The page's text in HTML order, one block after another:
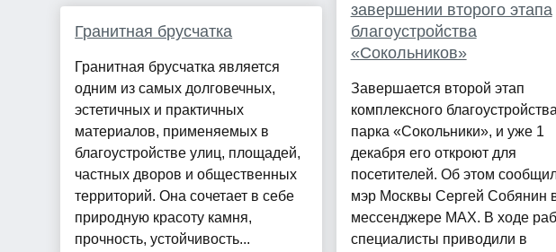
Гранитная брусчатка
Гранитная брусчатка является
одним из самых долговечных,
эстетичных и практичных
материалов, применяемых в
благоустройстве улиц, площадей,
частных дворов и общественных
территорий. Она сочетает в себе
природную красоту камня,
прочность, устойчивость...
завершении второго этапа
благоустройства
«Сокольников»
Завершается второй этап
комплексного благоустройства
парка «Сокольники», и уже 1
декабря его откроют для
посетителей. Об этом
мэр Москвы Сергей Собянин
мессенджере MAX. В ходе
специалисты приводили в